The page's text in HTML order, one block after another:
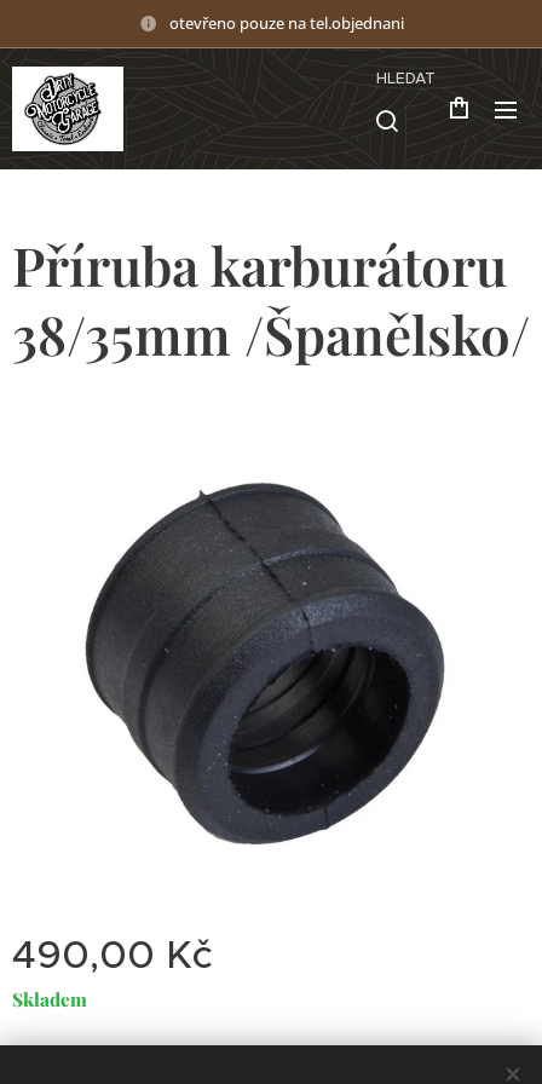
otevřeno pouze na tel.objednani
HLEDAT
Příruba karburátoru
38/35mm /Španělsko/
490,00 Kč
Skladem